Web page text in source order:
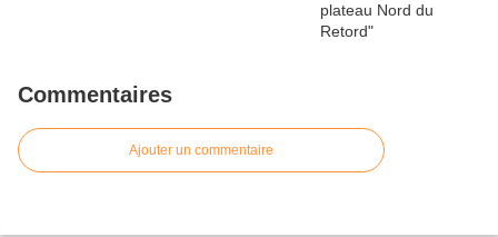
Commentaires
Ajouter un commentaire